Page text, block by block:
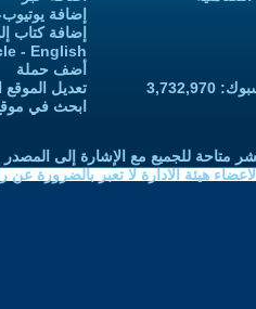
إضافة
إضافة كتاب
- English
أضف حملة
تعديل
ابحث في
متاحة للجميع مع الإشارة إلى المصدر
هيئة الادارة لا تعبر بالضرورة عن